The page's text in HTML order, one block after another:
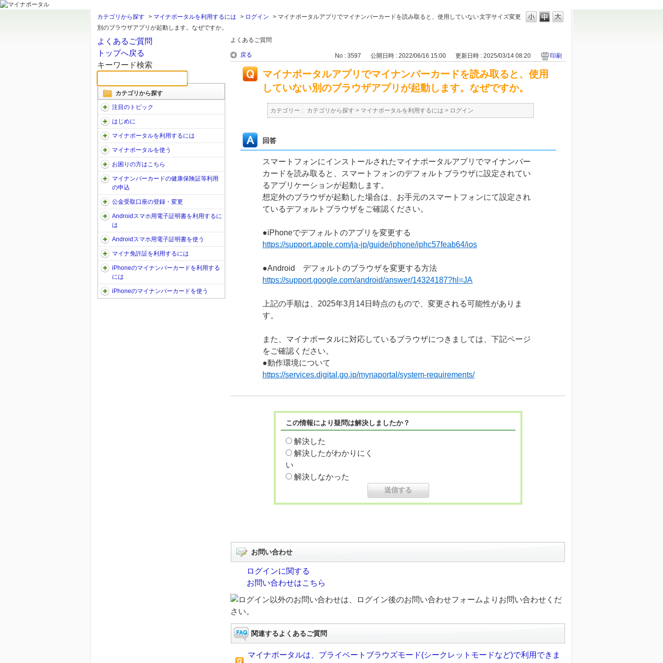
文字サイズ変更
カテゴリから探す > マイナポータルを利用するには > ログイン > マイナポータルアプリでマイナンバーカードを読み取ると、使用していない
別のブラウザアプリが起動します。なぜですか。
よくあるご質問
トップへ戻る
キーワード検索
カテゴリから探す
注目のトピック
はじめに
マイナポータルを利用するには
マイナポータルを使う
お困りの方はこちら
マイナンバーカードの健康保険証等利用
の申込
公金受取口座の登録・変更
Androidスマホ用電子証明書を利用するに
は
Androidスマホ用電子証明書を使う
マイナ免許証を利用するには
iPhoneのマイナンバーカードを利用する
には
iPhoneのマイナンバーカードを使う
よくあるご質問
戻る No : 3597 公開日時 : 2022/06/16 15:00 更新日時 : 2025/03/14 08:20 印刷
マイナポータルアプリでマイナンバーカードを読み取ると、使用
していない別のブラウザアプリが起動します。なぜですか。
カテゴリー : カテゴリから探す > マイナポータルを利用するには > ログイン
回答
スマートフォンにインストールされたマイナポータルアプリでマイナンバー
カードを読み取ると、スマートフォンのデフォルトブラウザに設定されてい
るアプリケーションが起動します。
想定外のブラウザが起動した場合は、お手元のスマートフォンにて設定され
ているデフォルトブラウザをご確認ください。
●iPhoneでデフォルトのアプリを変更する
https://support.apple.com/ja-jp/guide/iphone/iphc57feab64/ios
●Android デフォルトのブラウザを変更する方法
https://support.google.com/android/answer/14324187?hl=JA
上記の手順は、2025年3月14日時点のもので、変更される可能性がありま
す。
また、マイナポータルに対応しているブラウザにつきましては、下記ページ
をご確認ください。
●動作環境について
https://services.digital.go.jp/mynaportal/system-requirements/
この情報により疑問は解決しましたか？
解決した
解決したがわかりにく
い
解決しなかった
お問い合わせ
ログインに関する
お問い合わせはこちら
ログイン以外のお問い合わせは、ログイン後のお問い合わせフォームよりお問い合わせくだ
さい。
関連するよくあるご質問
マイナポータルは、プライベートブラウズモード(シークレットモードなど)で利用できま